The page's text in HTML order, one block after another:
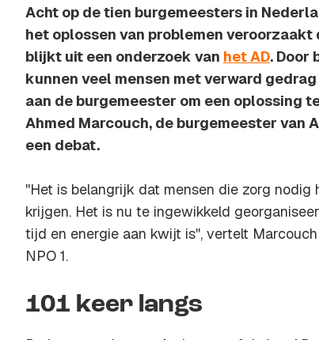
Acht op de tien burgemeesters in
het oplossen van problemen veroorzaakt
blijkt uit een onderzoek van het AD. Door
kunnen veel mensen met verward
aan de burgemeester om een oplossing
Ahmed Marcouch, de burgemeester van
een debat.
''Het is belangrijk dat mensen die zorg nodig
krijgen. Het is nu te ingewikkeld
tijd en energie aan kwijt is'', vertelt
NPO 1.
101 keer langs